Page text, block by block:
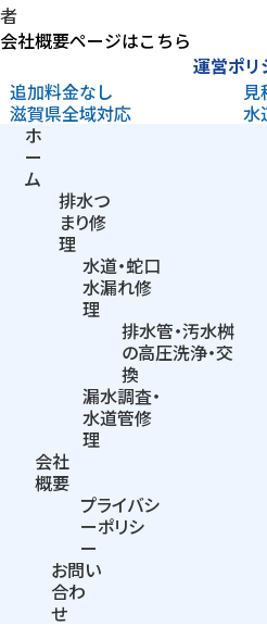
者
会社概要ページはこちら
運営ポリ
追加料金なし
見
滋賀県全域対応 水
ホ
ー
ム
排水つ
まり修
理
水道・蛇口
水漏れ修
理
排水管・汚水桝
の高圧洗浄・交
換
漏水調査・
水道管修
理
会社
概要
プライバシ
ーポリシ
ー
お問い
合わ
せ